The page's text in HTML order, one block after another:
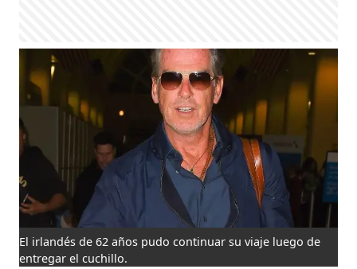
El irlandés de 62 años pudo continuar su viaje luego de
entregar el cuchillo.